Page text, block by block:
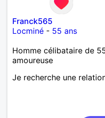
d’apprendre à me
ravi….A très bientôt je
Franck565
Locminé - 55 ans
Homme célibataire de
amoureuse
Je recherche une